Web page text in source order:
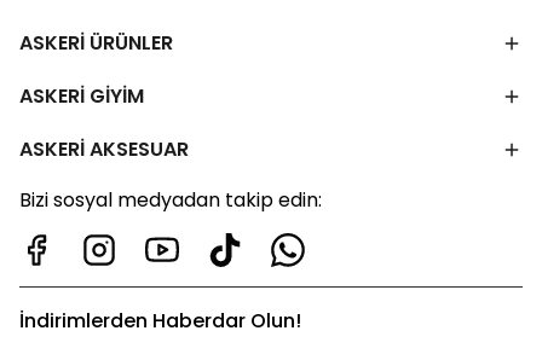
ASKERİ ÜRÜNLER
ASKERİ GİYİM
ASKERİ AKSESUAR
Bizi sosyal medyadan takip edin:
İndirimlerden Haberdar Olun!